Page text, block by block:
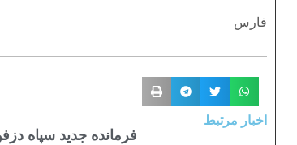
فارس
اخبار مرتبط
فرمانده جدید سپاه